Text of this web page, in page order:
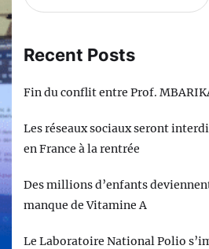
Recent Posts
Fin du conflit entre Prof.
Les réseaux sociaux seront
en France à la rentrée
Des millions d’enfants
manque de Vitamine A
Le Laboratoire National Polio